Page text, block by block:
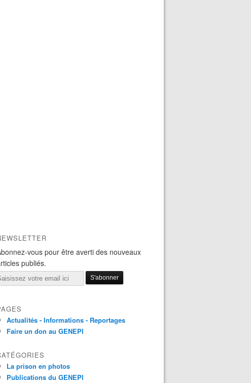
vous pour être averti des nouveaux
publiés.
Actualités - Informations - Reportages
Faire un don au GENEPI
La prison en photos
Publications du GENEPI